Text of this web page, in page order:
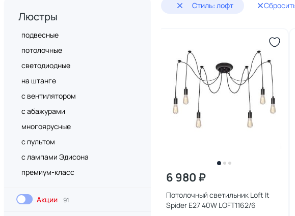
Люстры
подвесные
потолочные
светодиодные
на штанге
с вентилятором
с абажурами
многоярусные
с пультом
с лампами Эдисона
премиум-класс
Акции 91
Стиль: лофт
6 980 ₽
Потолочный светильник Loft It
Spider E27 40W LOFT1162/6